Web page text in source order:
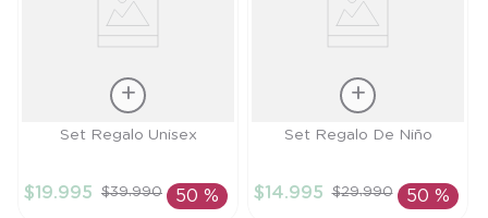
Talla
AÑADIR AL
Set Regalo Unisex
$19.995 $39.990 50 %
Talla
AÑADIR AL
Set Regalo De Niño
$14.995 $29.990 50 %